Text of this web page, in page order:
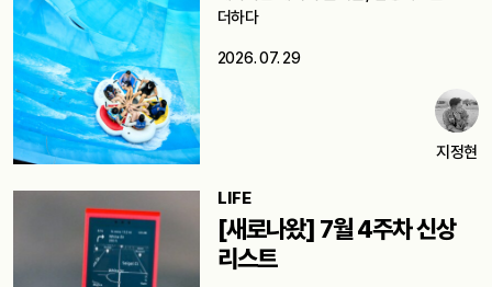
더하다
2026. 07. 29
지정현
LIFE
[새로나왔] 7월 4주차 신상
리스트